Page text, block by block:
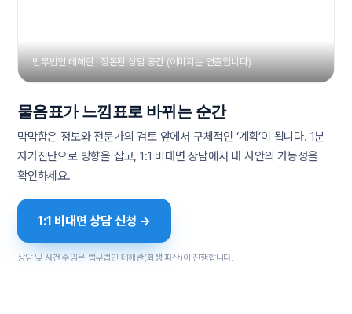
법무법인 테헤란 · 정돈된 상담 공간 (이미지는 연출입니다)
물음표가 느낌표로 바뀌는 순간
막막함은 정보와 전문가의 검토 앞에서 구체적인 ‘계획’이 됩니다. 1분
자가진단으로 방향을 잡고, 1:1 비대면 상담에서 내 사안의 가능성을
확인하세요.
1:1 비대면 상담 신청 →
상담 및 사건 수임은 법무법인 테헤란(회생·파산)이 진행합니다.